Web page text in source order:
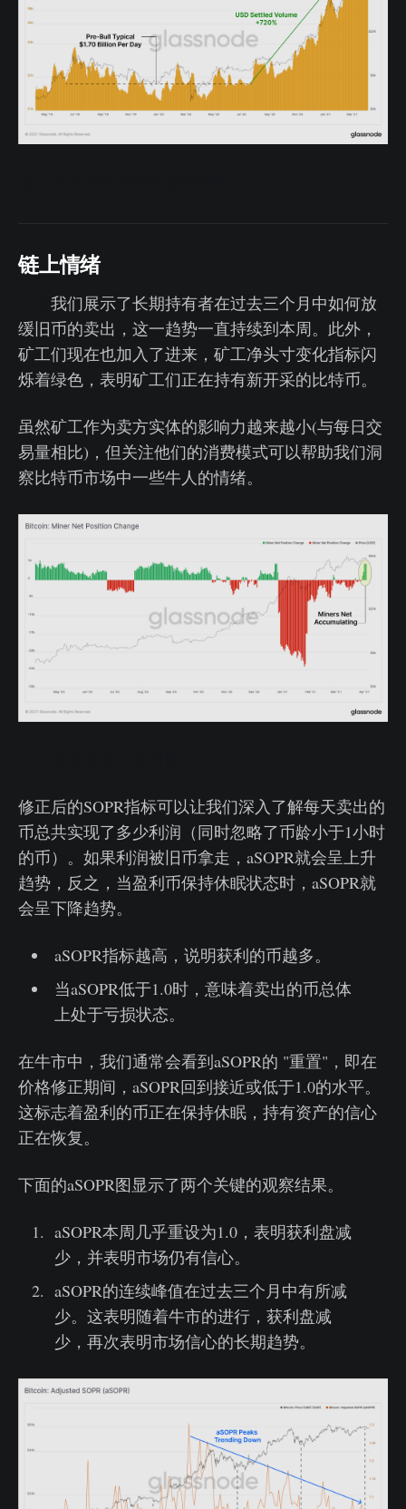
链上情绪
我们展示了长期持有者在过去三个月中如何放
缓旧币的卖出，这一趋势一直持续到本周。此外，
矿工们现在也加入了进来，矿工净头寸变化指标闪
烁着绿色，表明矿工们正在持有新开采的比特币。
虽然矿工作为卖方实体的影响力越来越小(与每日交
易量相比)，但关注他们的消费模式可以帮助我们洞
察比特币市场中一些牛人的情绪。
修正后的SOPR指标可以让我们深入了解每天卖出的
币总共实现了多少利润（同时忽略了币龄小于1小时
的币）。如果利润被旧币拿走，aSOPR就会呈上升
趋势，反之，当盈利币保持休眠状态时，aSOPR就
会呈下降趋势。
aSOPR指标越高，说明获利的币越多。
当aSOPR低于1.0时，意味着卖出的币总体
上处于亏损状态。
在牛市中，我们通常会看到aSOPR的 "重置"，即在
价格修正期间，aSOPR回到接近或低于1.0的水平。
这标志着盈利的币正在保持休眠，持有资产的信心
正在恢复。
下面的aSOPR图显示了两个关键的观察结果。
aSOPR本周几乎重设为1.0，表明获利盘减
少，并表明市场仍有信心。
aSOPR的连续峰值在过去三个月中有所减
少。这表明随着牛市的进行，获利盘减
少，再次表明市场信心的长期趋势。